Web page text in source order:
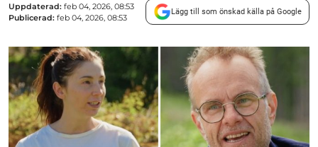
Uppdaterad: feb 04, 2026, 08:53
Publicerad: feb 04, 2026, 08:53
Lägg till som önskad källa på Google